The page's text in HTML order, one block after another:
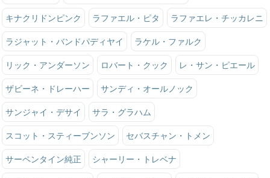
キナクリドンピンク ラファエル・ピタ ラファエレ・チッカレニ
ラジャット・バンドパディヤイ ラケル・ファルク
リック・アンダーソン ロバート・クック レ・サン・ピエール
ザビーネ・ドレーハー サンディ・オールノック
サンジャイ・デサイ サラ・グラハム
スコット・スティーブンソン セバスチャン・トメン
サーペンタイン純正 シャーリー・トレベナ